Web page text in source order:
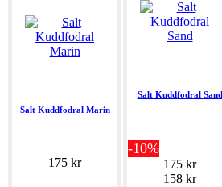
Salt Kuddfodral Marin
175 kr
Salt Kuddfodral Sand
-10%
175 kr
158 kr